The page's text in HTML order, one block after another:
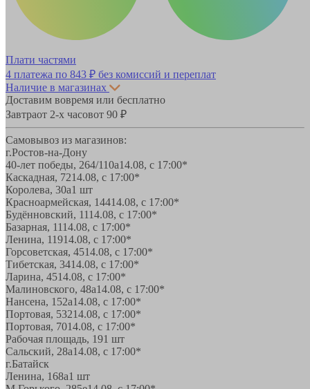
Плати частями
4 платежа по 843 ₽ без комиссий и переплат
Наличие в магазинах
Доставим вовремя или бесплатно
Завтраот 2-х часовот 90 ₽
Самовывоз из магазинов:
г.Ростов-на-Дону
40-лет победы, 264/110а14.08, с 17:00*
Каскадная, 7214.08, с 17:00*
Королева, 30а1 шт
Красноармейская, 14414.08, с 17:00*
Будённовский, 1114.08, с 17:00*
Базарная, 1114.08, с 17:00*
Ленина, 11914.08, с 17:00*
Горсоветская, 4514.08, с 17:00*
Тибетская, 3414.08, с 17:00*
Ларина, 4514.08, с 17:00*
Малиновского, 48а14.08, с 17:00*
Нансена, 152а14.08, с 17:00*
Портовая, 53214.08, с 17:00*
Портовая, 7014.08, с 17:00*
Рабочая площадь, 191 шт
Сальский, 28a14.08, с 17:00*
г.Батайск
Ленина, 168а1 шт